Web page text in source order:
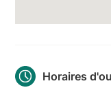
Horaires